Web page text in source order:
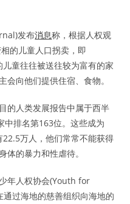
发布消息称，根据人权观
的儿童人口拐卖，即
童往往被送往较为富有的家
会向他们提供住宿、食物。
的人类发展报告中属于西半
中排名第163位。这些成为
万人，他们常常不能获得
体的暴力和性虐待。
年人权协会(Youth for
过海地的慈善组织向海地的